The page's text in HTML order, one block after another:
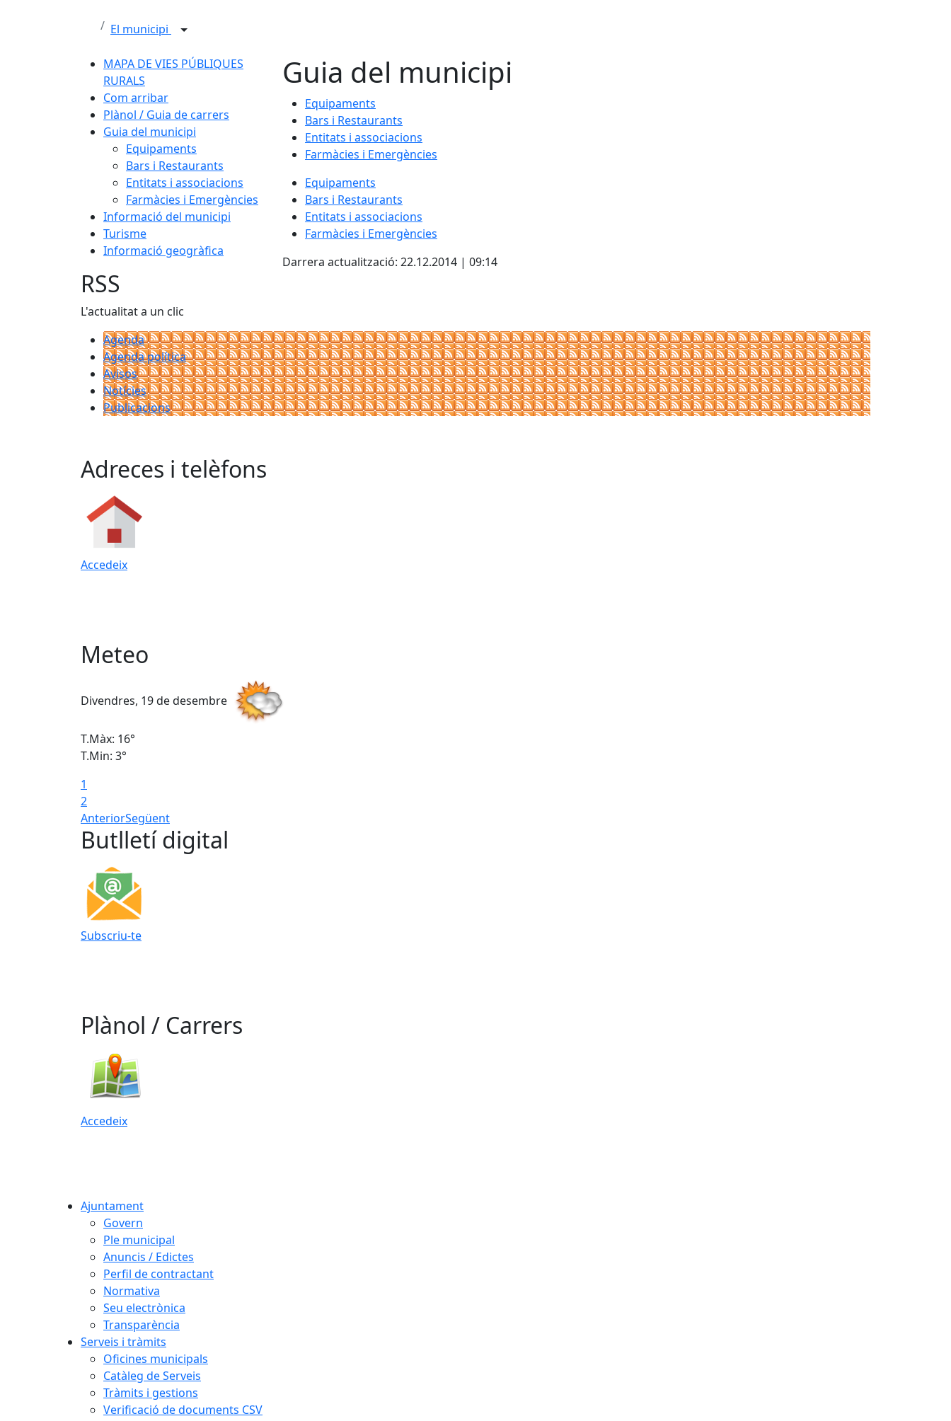
El municipi
MAPA DE VIES PÚBLIQUES
RURALS
Com arribar
Plànol / Guia de carrers
Guia del municipi
Equipaments
Bars i Restaurants
Entitats i associacions
Farmàcies i Emergències
Informació del municipi
Turisme
Informació geogràfica
Guia del municipi
Equipaments
Bars i Restaurants
Entitats i associacions
Farmàcies i Emergències
Equipaments
Bars i Restaurants
Entitats i associacions
Farmàcies i Emergències
Darrera actualització: 22.12.2014 | 09:14
RSS
L'actualitat a un clic
Agenda
Agenda política
Avisos
Notícies
Publicacions
Adreces i telèfons
Accedeix
Meteo
Divendres, 19 de desembre
T.Màx: 16°
T.Min: 3°
1
2
AnteriorSegüent
Butlletí digital
Subscriu-te
Plànol / Carrers
Accedeix
Ajuntament
Govern
Ple municipal
Anuncis / Edictes
Perfil de contractant
Normativa
Seu electrònica
Transparència
Serveis i tràmits
Oficines municipals
Catàleg de Serveis
Tràmits i gestions
Verificació de documents CSV